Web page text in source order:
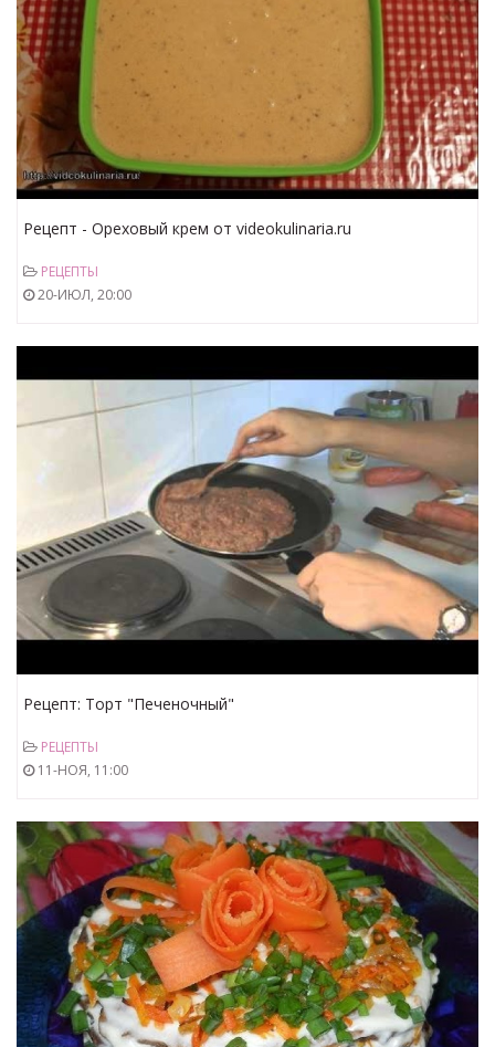
Рецепт - Ореховый крем от videokulinaria.ru
РЕЦЕПТЫ
20-ИЮЛ, 20:00
Рецепт: Торт "Печеночный"
РЕЦЕПТЫ
11-НОЯ, 11:00